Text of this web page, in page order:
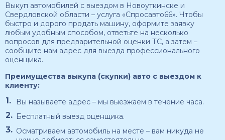
Выкуп автомобилей с выездом в Новоуткинске и
Свердловской области – услуга «Спросавто66». Чтобы
быстро и дорого продать машину, оформите заявку
любым удобным способом, ответьте на несколько
вопросов для предварительной оценки ТС, а затем –
сообщите нам адрес для выезда профессионального
оценщика.
Преимущества выкупа (скупки) авто с выездом к
клиенту:
Вы называете адрес – мы выезжаем в течение часа.
Бесплатный выезд оценщика.
Осматриваем автомобиль на месте – вам никуда не